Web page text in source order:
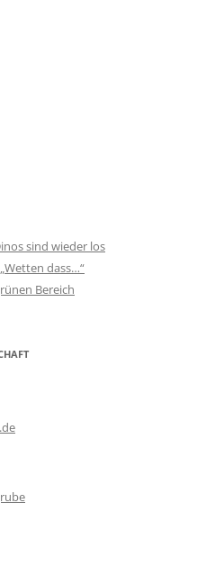
sind wieder los
dass…“
Bereich